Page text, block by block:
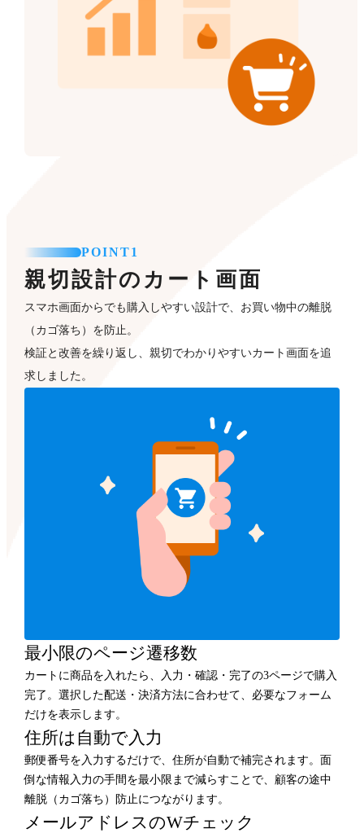
POINT1
親切設計のカート画面
スマホ画面からでも購入しやすい設計で、お買い物中の離脱
（カゴ落ち）を防止。
検証と改善を繰り返し、親切でわかりやすいカート画面を追
求しました。
最小限のページ遷移数
カートに商品を入れたら、入力・確認・完了の3ページで購入
完了。選択した配送・決済方法に合わせて、必要なフォーム
だけを表示します。
住所は自動で入力
郵便番号を入力するだけで、住所が自動で補完されます。面
倒な情報入力の手間を最小限まで減らすことで、顧客の途中
離脱（カゴ落ち）防止につながります。
メールアドレスのWチェック